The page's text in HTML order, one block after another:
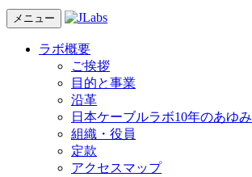
メニュー
ラボ概要
ご挨拶
目的と事業
沿革
日本ケーブルラボ10年のあゆみ
組織・役員
定款
アクセスマップ